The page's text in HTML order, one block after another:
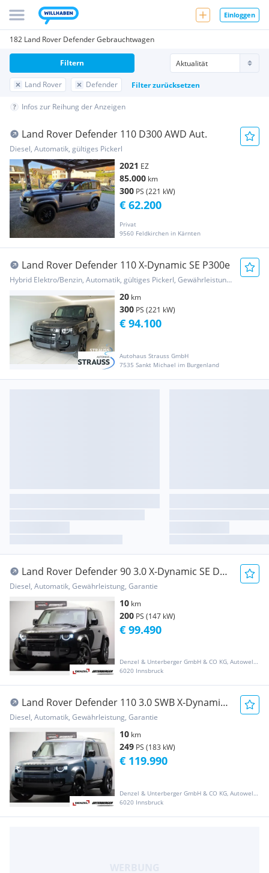
Einloggen
182 Land Rover Defender Gebrauchtwagen
Land Rover Defender Filter zurücksetzen
Filtern
Infos zur Reihung der Anzeigen
Land Rover Defender 110 D300 AWD Aut.
Diesel, Automatik, gültiges Pickerl
2021 EZ
85.000 km
300 PS (221 kW)
Privat
9560 Feldkirchen in Kärnten
€ 62.200
Land Rover Defender 110 X-Dynamic SE P300e
Hybrid Elektro/Benzin, Automatik, gültiges Pickerl, Gewährleistung, Garantie
20 km
300 PS (221 kW)
Autohaus Strauss GmbH
7535 Sankt Michael im Burgenland
€ 94.100
Land Rover Defender 90 3.0 X-Dynamic SE DAB
AHK
Diesel, Automatik, Gewährleistung, Garantie
10 km
200 PS (147 kW)
Denzel & Unterberger GmbH & CO KG, Autowelt Innsbruck
6020 Innsbruck
€ 99.490
Land Rover Defender 110 3.0 SWB X-Dynamic
HSE
Diesel, Automatik, Gewährleistung, Garantie
10 km
249 PS (183 kW)
Denzel & Unterberger GmbH & CO KG, Autowelt Innsbruck
6020 Innsbruck
€ 119.990